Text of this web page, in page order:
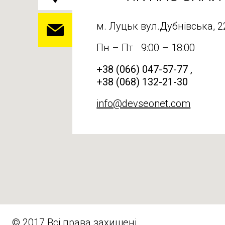
м. Луцьк вул.Дубнівська,
Пн – Пт
9:00 – 18:00
+38 (066) 047-57-77 ,
+38 (068) 132-21-30
info@devseonet.com
© 2017 Всі права захищені